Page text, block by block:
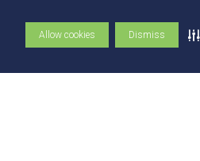
Allow cookies Dismiss
UniMAPS
Tour pelos Laboratórios